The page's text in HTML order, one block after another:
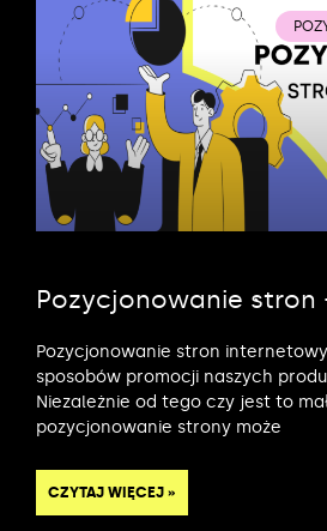
Pozycjonowanie stron
Pozycjonowanie stron
sposobów promocji naszych
Niezależnie od tego czy jest to
pozycjonowanie strony może
CZYTAJ WIĘCEJ »